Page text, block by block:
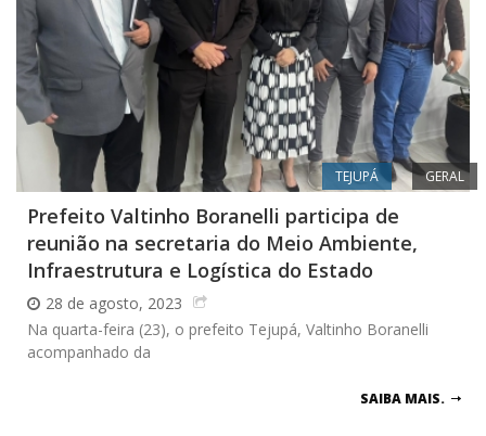
TEJUPÁ GERAL
Prefeito Valtinho Boranelli participa de
reunião na secretaria do Meio Ambiente,
Infraestrutura e Logística do Estado
28 de agosto, 2023
Na quarta-feira (23), o prefeito Tejupá, Valtinho Boranelli
acompanhado da
SAIBA MAIS.